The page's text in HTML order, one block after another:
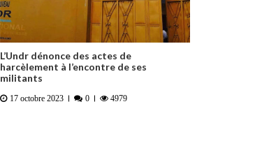
L’Undr dénonce des actes de
harcèlement à l’encontre de ses
militants
17 octobre 2023 0 4979